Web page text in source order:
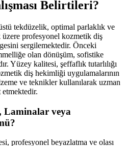
Belirtileri?
tekdüzelik, optimal parlaklık ve
profesyonel kozmetik diş
sergilemektedir. Önceki
olan dönüşüm, sofistike
Yüzey kalitesi, şeffaflık tutarlılığı
diş hekimliği uygulamalarının
ve teknikler kullanılarak uzman
Laminalar veya
profesyonel beyazlatma ve olası